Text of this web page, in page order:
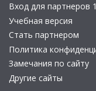
Вход для партнеров
Учебная версия
Стать партнером
Политика
Замечания по сайту
Другие сайты